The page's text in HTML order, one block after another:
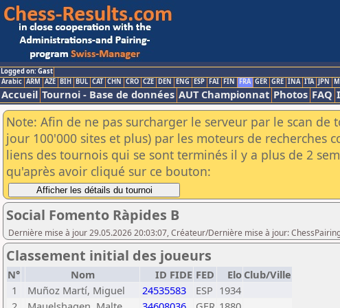
Logged on: Gast
Arabic ARM AZE BIH BUL CAT CHN CRO CZE DEN ENG ESP FAI FIN FRA GER GRE INA ITA JPN
Accueil Tournoi - Base de données AUT Championnat Photos FAQ
Note: Afin de ne pas surcharger le serveur par le scan
jour 100'000 sites et plus) par les moteurs de recherches
liens des tournois qui se sont terminés il y a plus de 2
qu'après avoir cliqué sur ce bouton:
Social Fomento Ràpides B
Dernière mise à jour 29.05.2026 20:03:07, Créateur/Dernière mise à jour:
Classement initial des joueurs
N° Nom ID FIDE FED Elo Club/Ville
1
Muñoz Martí, Miguel 24535583 ESP 1934